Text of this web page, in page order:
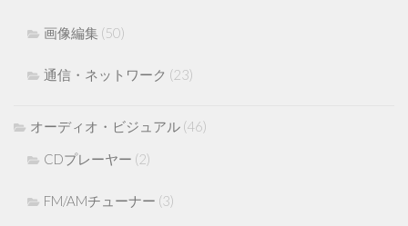
画像編集 (50)
通信・ネットワーク (23)
オーディオ・ビジュアル (46)
CDプレーヤー (2)
FM/AMチューナー (3)